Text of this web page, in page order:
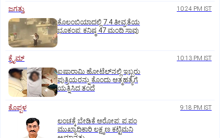
ಜಗತ್ತು 10:24 PM IST
ಕೊಲಂಬಿಯಾದಲ್ಲಿ 7.4 ತೀವ್ರತೆಯ
ಭೂಕಂಪ: ಕನಿಷ್ಠ 47 ಮಂದಿ ಸಾವು
ಕ್ರೈಮ್ 10:13 PM IST
ಐಷಾರಾಮಿ ಹೋಟೆಲ್‌ನಲ್ಲಿ ಇಬ್ಬರು
ಪುತ್ರಿಯರನ್ನು ಕೊಂದು ಆತ್ಮಹತ್ಯೆಗೆ
ಯತ್ನಿಸಿದ ತಂದೆ
ಕೊಪ್ಪಳ 9:18 PM IST
ಲಂಚಕ್ಕೆ ಬೇಡಿಕೆ ಆರೋಪ: ಪ.ಪಂ
ಮುಖ್ಯಾಧಿಕಾರಿ ಲಕ್ಷ್ಮಣ ಕಟ್ಟಿಮನಿ